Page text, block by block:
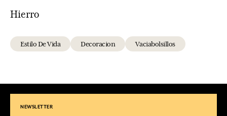
Hierro
Estilo De Vida Decoracion Vaciabolsillos
NEWSLETTER